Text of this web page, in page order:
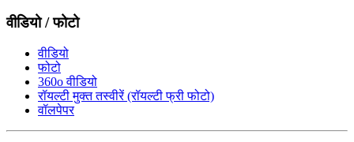
वीडियो / फोटो
वीडियो
फोटो
360o वीडियो
रॉयल्टी मुक्त तस्वीरें (रॉयल्टी फ्री फोटो)
वॉलपेपर